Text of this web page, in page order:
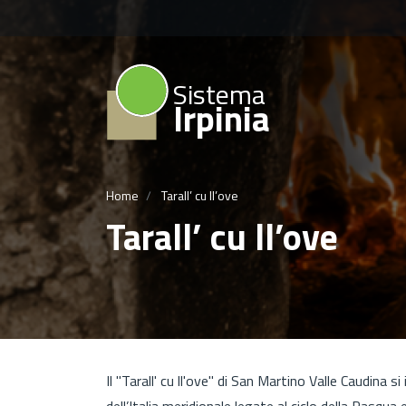
Sistema
Irpinia
Home Tarall’ cu ll’ove
Tarall’ cu ll’ove
Il "Tarall' cu ll'ove" di San Martino Valle Caudina